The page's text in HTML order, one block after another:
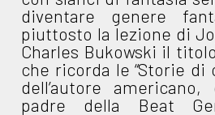
diventare genere
piuttosto la lezione di
Charles Bukowski il
che ricorda le “Storie di
dell’autore
padre della Beat